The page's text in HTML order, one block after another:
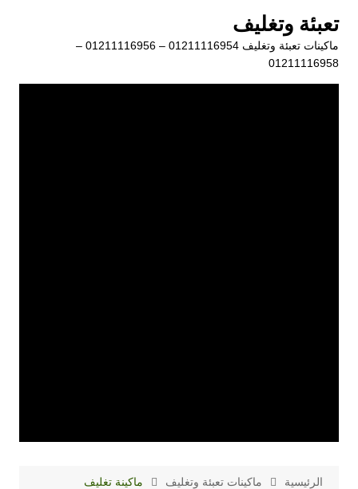
المحتوى
تعبئة وتغليف
ماكينات تعبئة وتغليف 01211116954 – 01211116956 –
01211116958
الرئيسية ماكينات تعبئة وتغليف ماكينة تغليف